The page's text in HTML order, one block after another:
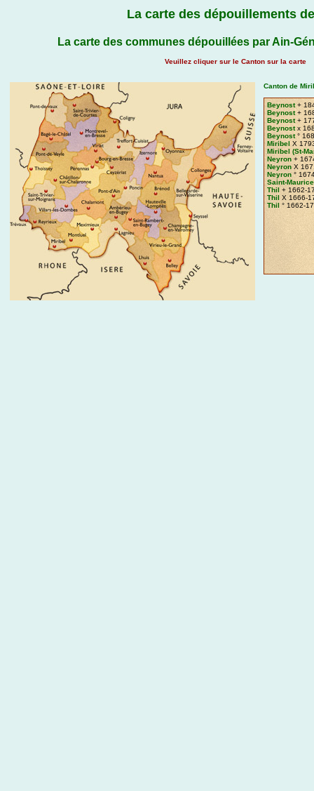
La carte des dépouillements
La carte des communes dépouillées par Ain-
Veuillez cliquer sur le Canton sur la carte
Canton de
Beynost+
Beynost+
Beynost+
Beynostx
Beynost°
Miribel X
Miribel (St-
Neyron +
Neyron X
Neyron °
Saint-
Thil + 1662-
Thil X 1666-
Thil ° 1662-